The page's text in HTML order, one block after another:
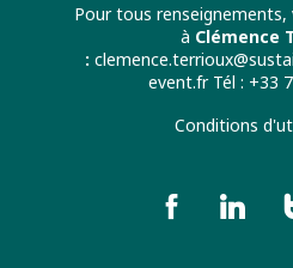
Pour tous renseignements,
à Clémence
:
event.fr Tél : +33
Conditions